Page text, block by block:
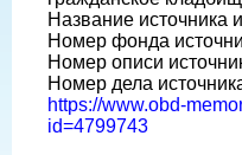
Название
Номер фонда
Номер описи
Номер дела
https://www.obd-
id=4799743